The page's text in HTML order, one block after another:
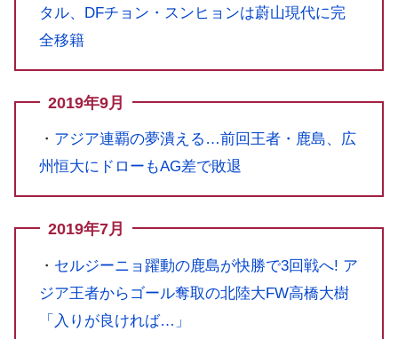
タル、DFチョン・スンヒョンは蔚山現代に完
全移籍
2019年9月
・ アジア連覇の夢潰える…前回王者・鹿島、広
州恒大にドローもAG差で敗退
2019年7月
・ セルジーニョ躍動の鹿島が快勝で3回戦へ! ア
ジア王者からゴール奪取の北陸大FW高橋大樹
「入りが良ければ…」